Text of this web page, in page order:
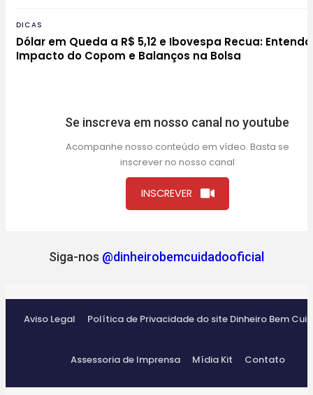
DICAS
Dólar em Queda a R$ 5,12 e Ibovespa Recua:
Impacto do Copom e Balanços na Bolsa
Se inscreva em nosso canal no youtube
Acompanhe nosso conteúdo em vídeo. Basta se
inscrever no nosso canal
INSCREVER
Siga-nos @dinheirobemcuidadooficial
Aviso Legal Política de Privacidade do site Dinheiro Bem
Assessoria de Imprensa Mídia Kit Contato